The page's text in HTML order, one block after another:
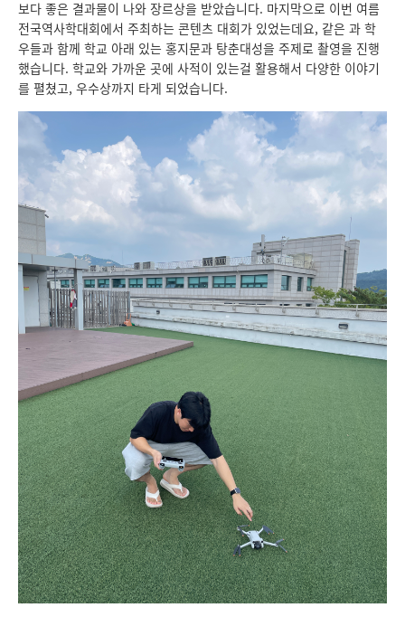
보다 좋은 결과물이 나와 장르상을 받았습니다. 마지막으로 이번 여름
전국역사학대회에서 주최하는 콘텐츠 대회가 있었는데요, 같은 과 학
우들과 함께 학교 아래 있는 홍지문과 탕춘대성을 주제로 촬영을 진행
했습니다. 학교와 가까운 곳에 사적이 있는걸 활용해서 다양한 이야기
를 펼쳤고, 우수상까지 타게 되었습니다.